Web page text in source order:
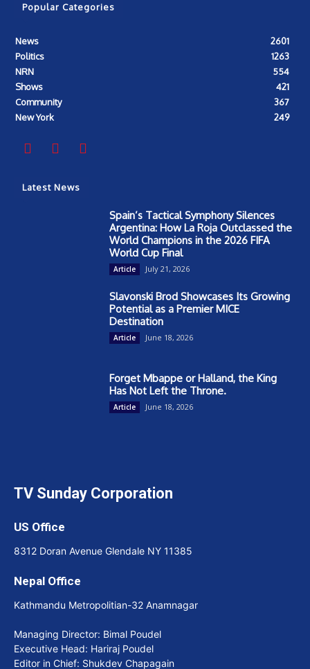
Popular Categories
News
2601
Politics
1263
NRN
554
Shows
421
Community
367
New York
249
Latest News
Spain’s Tactical Symphony Silences
Argentina: How La Roja Outclassed the
World Champions in the 2026 FIFA
World Cup Final
Article July 21, 2026
Slavonski Brod Showcases Its Growing
Potential as a Premier MICE
Destination
Article June 18, 2026
Forget Mbappe or Halland, the King
Has Not Left the Throne.
Article June 18, 2026
TV Sunday Corporation
US Office
8312 Doran Avenue Glendale NY 11385
Nepal Office
Kathmandu Metropolitian-32 Anamnagar
Managing Director: Bimal Poudel
Executive Head: Hariraj Poudel
Editor in Chief: Shukdev Chapagain